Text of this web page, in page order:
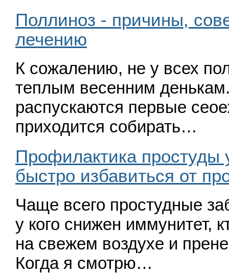
Поллиноз - причины,
лечению
К сожалению, не у всех
теплым весенним
распускаются первые
приходится собирать…
Профилактика простуды
быстро избавиться от
Чаще всего простудные
у кого снижен иммунитет,
на свежем воздухе и
Когда я смотрю…